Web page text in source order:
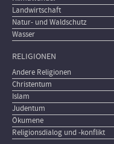
Landwirtschaft
Natur- und Waldschutz
Wasser
RELIGIONEN
Andere Religionen
Christentum
Islam
Judentum
Ökumene
Religionsdialog und -konflikt